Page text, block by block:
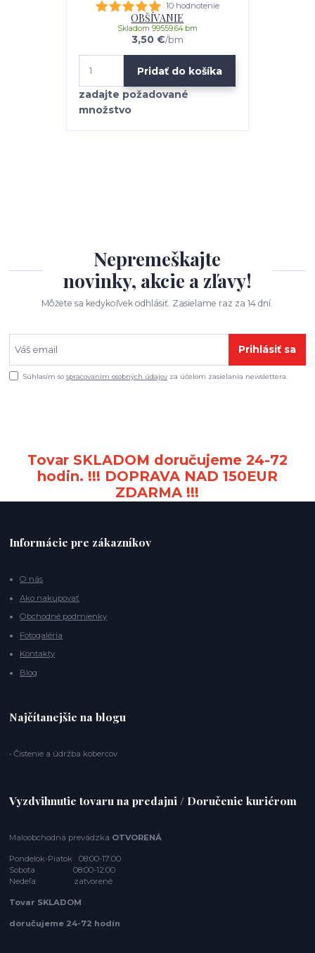
10 hodnotenie
OBŠÍVANIE
3,50 €/bm
Skladom 99559.64 bm
Pridať do košíka
Nepremeškajte
novinky, akcie a zľavy!
Môžete sa kedykoľvek odhlásiť. Zasielame raz za 14 dní.
Prihlásiť sa
Súhlasím sospracovaním osobných údajov za účelom zasielania newslettera.
Tovar SKLADOM doručujeme 24-72
hodin. !!! DOPRAVA NAD 150EUR
ZDARMA !!!
Informácie pre zákazníkov
O nás
Ako nakupovať
Obchodné podmienky
Fotogaléria
Kontakty
Blog
Najčítanejšie na blogu
• Čistenie a údržba kobercov
Vyzdvihnutie tovaru na predajni / Doručenie kuriérom
Maloobchodná prevádzka OTVORENÁ
Pondelok-Piatok 08:00-17:00
Sobota 08:00-12:00
Nedeľa zatvorené
Tovar SKLADOM
doručujeme 24-72 hodín